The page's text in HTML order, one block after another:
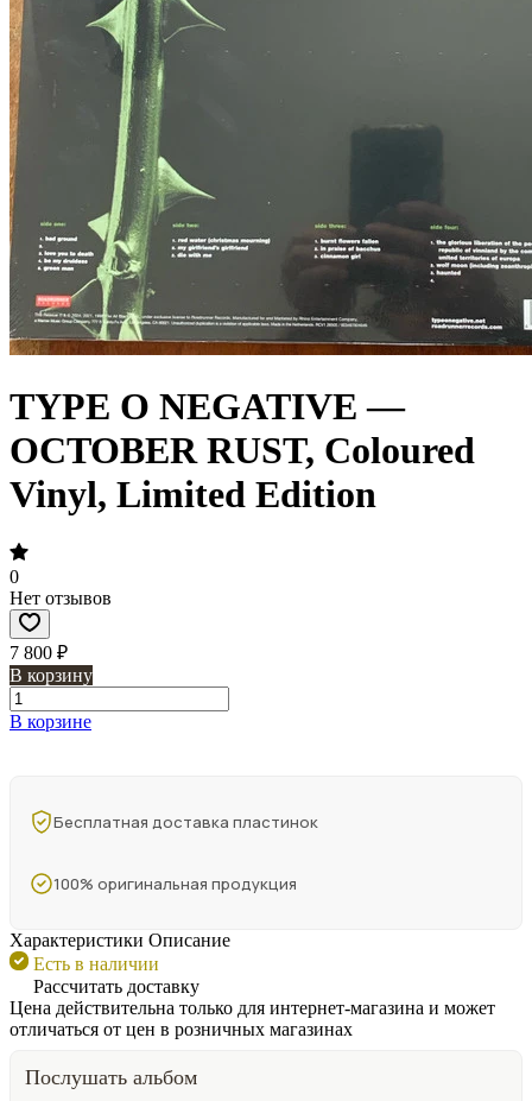
TYPE O NEGATIVE —
OCTOBER RUST, Coloured
Vinyl, Limited Edition
0
Нет отзывов
7 800 ₽
В корзину
В корзине
Бесплатная доставка пластинок
100% оригинальная продукция
Характеристики Описание
Есть в наличии
Рассчитать доставку
Цена действительна только для интернет-магазина и может
отличаться от цен в розничных магазинах
Послушать альбом